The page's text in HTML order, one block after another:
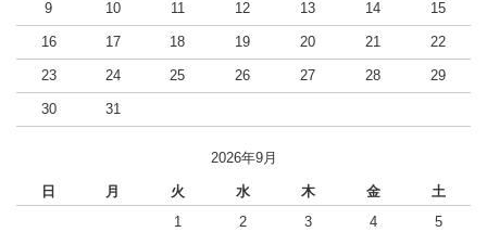
9 10 11 12 13 14 15
16 17 18 19 20 21 22
23 24 25 26 27 28 29
30 31
2026年9月
日 月 火 水 木 金
土
1
2 3 4 5